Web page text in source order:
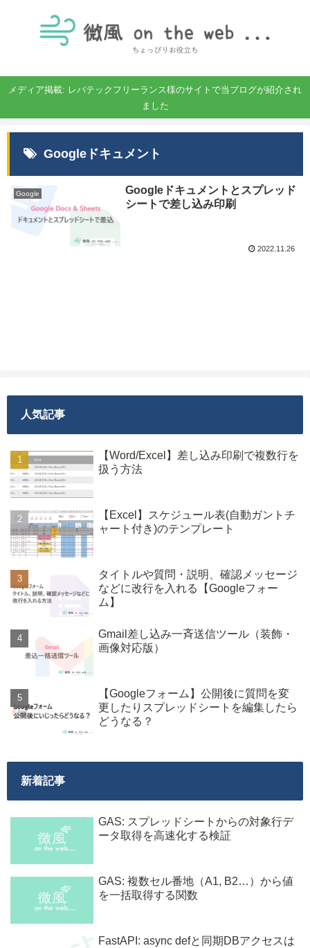
メディア掲載: レバテックフリーランス様のサイトで当ブログが紹介され
ました
Googleドキュメント
Google
Googleドキュメントとスプレッド
シートで差し込み印刷
2022.11.26
人気記事
【Word/Excel】差し込み印刷で複数行を
扱う方法
【Excel】スケジュール表(自動ガントチ
ャート付き)のテンプレート
タイトルや質問・説明、確認メッセージ
などに改行を入れる【Googleフォー
ム】
Gmail差し込み一斉送信ツール（装飾・
画像対応版）
【Googleフォーム】公開後に質問を変
更したりスプレッドシートを編集したら
どうなる？
新着記事
GAS: スプレッドシートからの対象行デ
ータ取得を高速化する検証
GAS: 複数セル番地（A1, B2…）から値
を一括取得する関数
FastAPI: async defと同期DBアクセスは